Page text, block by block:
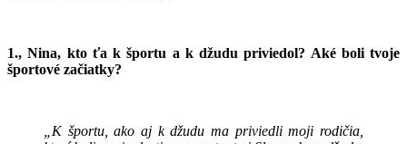
1., Nina, kto ťa k športu a k džudu priviedol? Aké boli tvoje
športové začiatky?
„K športu, ako aj k džudu ma priviedli moji rodičia,